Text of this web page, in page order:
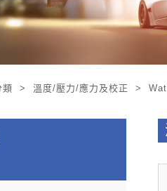
類 > 溫度/壓力/應力及校正 >